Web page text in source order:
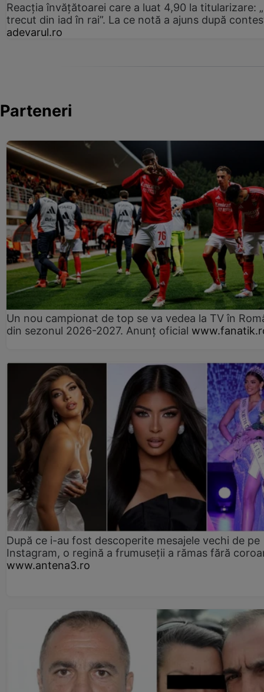
Reacția învățătoarei care a luat 4,90 la titularizare:
trecut din iad în rai”. La ce notă a ajuns după
adevarul.ro
Parteneri
Un nou campionat de top se va vedea la TV în
din sezonul 2026-2027. Anunț oficial
După ce i-au fost descoperite mesajele vechi de pe
Instagram, o regină a frumuseții a rămas fără
www.antena3.ro